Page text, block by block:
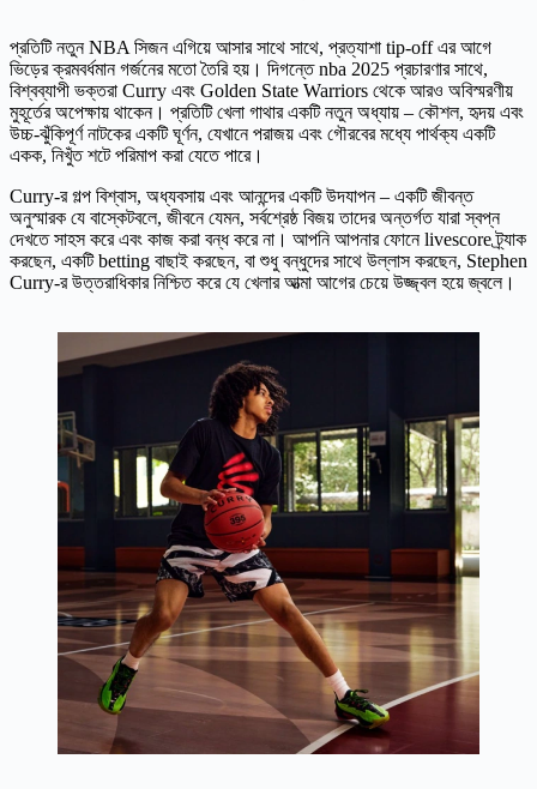
প্রতিটি নতুন NBA সিজন এগিয়ে আসার সাথে সাথে, প্রত্যাশা tip-off এর আগে
ভিড়ের ক্রমবর্ধমান গর্জনের মতো তৈরি হয়। দিগন্তে nba 2025 প্রচারণার সাথে,
বিশ্বব্যাপী ভক্তরা Curry এবং Golden State Warriors থেকে আরও অবিস্মরণীয়
মুহূর্তের অপেক্ষায় থাকেন। প্রতিটি খেলা গাথার একটি নতুন অধ্যায় – কৌশল, হৃদয় এবং
উচ্চ-ঝুঁকিপূর্ণ নাটকের একটি ঘূর্ণন, যেখানে পরাজয় এবং গৌরবের মধ্যে পার্থক্য একটি
একক, নিখুঁত শটে পরিমাপ করা যেতে পারে।
Curry-র গল্প বিশ্বাস, অধ্যবসায় এবং আনন্দের একটি উদযাপন – একটি জীবন্ত
অনুস্মারক যে বাস্কেটবলে, জীবনে যেমন, সর্বশ্রেষ্ঠ বিজয় তাদের অন্তর্গত যারা স্বপ্ন
দেখতে সাহস করে এবং কাজ করা বন্ধ করে না। আপনি আপনার ফোনে livescore ট্র্যাক
করছেন, একটি betting বাছাই করছেন, বা শুধু বন্ধুদের সাথে উল্লাস করছেন, Stephen
Curry-র উত্তরাধিকার নিশ্চিত করে যে খেলার আত্মা আগের চেয়ে উজ্জ্বল হয়ে জ্বলে।